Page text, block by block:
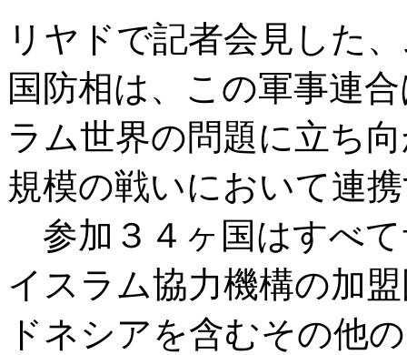
リヤドで記者会見した
国防相は、この軍事連
ラム世界の問題に立ち
規模の戦いにおいて連
参加３４ヶ国はすべ
イスラム協力機構の加
ドネシアを含むその他